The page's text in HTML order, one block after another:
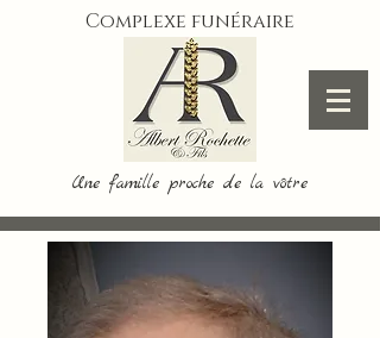
Complexe funéraire
Une famille proche de la vôtre